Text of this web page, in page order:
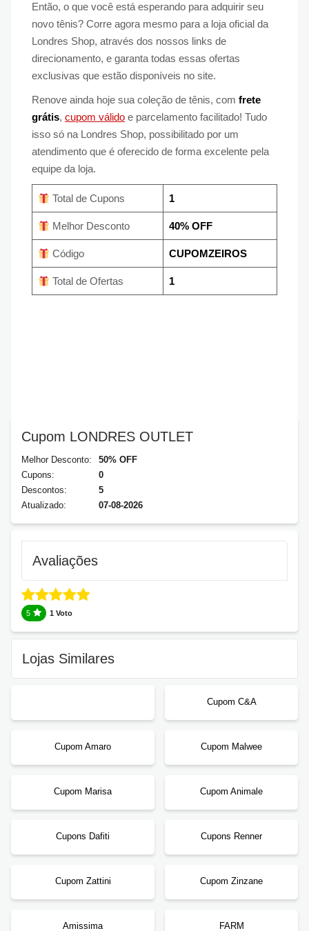
Então, o que você está esperando para adquirir seu
novo tênis? Corre agora mesmo para a loja oficial da
Londres Shop, através dos nossos links de
direcionamento, e garanta todas essas ofertas
exclusivas que estão disponíveis no site.
Renove ainda hoje sua coleção de tênis, com frete
grátis, cupom válido e parcelamento facilitado! Tudo
isso só na Londres Shop, possibilitado por um
atendimento que é oferecido de forma excelente pela
equipe da loja.
Total de Cupons 1
Melhor Desconto 40% OFF
Código CUPOMZEIROS
Total de Ofertas 1
Cupom LONDRES OUTLET
Melhor Desconto:
50% OFF
Cupons:
0
Descontos:
5
Atualizado:
07-08-2026
Avaliações
5 1 Voto
Lojas Similares
Cupom C&A
Cupom Amaro Cupom Malwee
Cupom Marisa Cupom Animale
Cupons Dafiti Cupons Renner
Cupom Zattini Cupom Zinzane
Amissima FARM